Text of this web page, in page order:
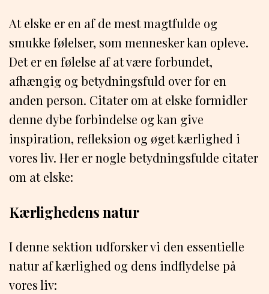
At elske er en af de mest magtfulde og
smukke følelser, som mennesker kan opleve.
Det er en følelse af at være forbundet,
afhængig og betydningsfuld over for en
anden person. Citater om at elske formidler
denne dybe forbindelse og kan give
inspiration, refleksion og øget kærlighed i
vores liv. Her er nogle betydningsfulde citater
om at elske:
Kærlighedens natur
I denne sektion udforsker vi den essentielle
natur af kærlighed og dens indflydelse på
vores liv: